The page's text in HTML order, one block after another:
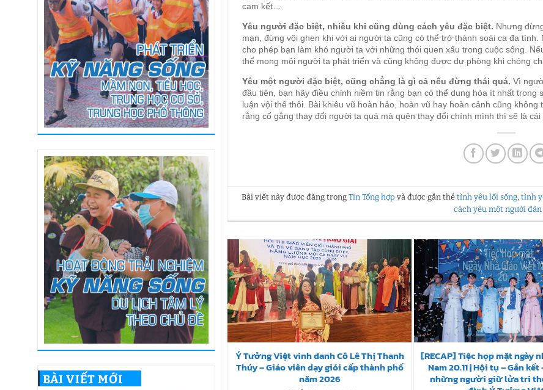
BÀI VIẾT MỚI
cam kết…
Yêu người đặc biệt, nhiều khi cũng dùng cách yêu đặc biệt. Nhưng
mạn, đừng vội ghen khi với ai người ta cũng có thể trở thành soái ca đa
cho phép bạn làm khó người ta với những thói quen xấu trong cuộc sống.
thể mong mỏi người ta phát triển và cũng không được dự phòng khi chóng
Yêu một người đặc biệt, cũng chẳng là gì cả nếu đừng thái quá. Vì
đầu tiên, bạn hãy điều chỉnh niềm tin rằng bạn có thể dung hòa ít nhất
luận vội thế thôi. Bài khiêu vũ hoàn hảo, hoàn vũ hay hoàn cảnh cũng
rằng cố gắng thay đổi người ta quá mà quên thay đổi chính mình thì sẽ là
Bài viết này được đăng trong Tin Tổng hợp và được gắn thẻ tình yêu lối sống, tình
cách yêu một người đàn
Ý Tưởng Việt vinh danh Cô Lê Thị Thanh
Thủy – Giáo viên dạy giỏi cấp thành phố
năm 2026
[RECAP] Tiệc họp mặt ngày
Nam 20.11 | Hội tụ – Gắn
những người giữ lửa tri